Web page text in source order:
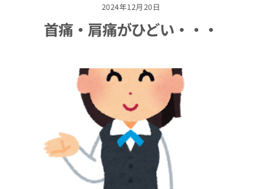
2024年12月20日
首痛・肩痛がひどい・・・